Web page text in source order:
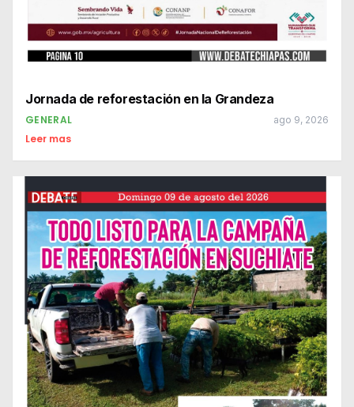
Jornada de reforestación en la Grandeza
GENERAL ago 9, 2026
Leer mas